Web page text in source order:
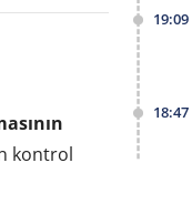
kontrol
19:09
18:47